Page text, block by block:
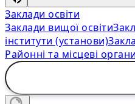
Заклади освіти
Заклади вищої освіти
інститути (установи)
Районні та місцеві